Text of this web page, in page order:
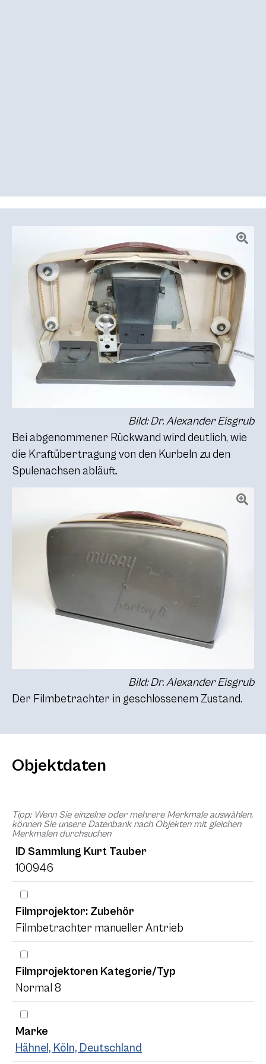
Bild: Dr. Alexander Eisgrub
Bei abgenommener Rückwand wird deutlich, wie
die Kraftübertragung von den Kurbeln zu den
Spulenachsen abläuft.
Bild: Dr. Alexander Eisgrub
Der Filmbetrachter in geschlossenem Zustand.
Objektdaten
Tipp: Wenn Sie einzelne oder mehrere Merkmale auswählen,
können Sie unsere Datenbank nach Objekten mit gleichen
Merkmalen durchsuchen
ID Sammlung Kurt Tauber
100946
Filmprojektor: Zubehör
Filmbetrachter manueller Antrieb
Filmprojektoren Kategorie/Typ
Normal 8
Marke
Hähnel, Köln, Deutschland